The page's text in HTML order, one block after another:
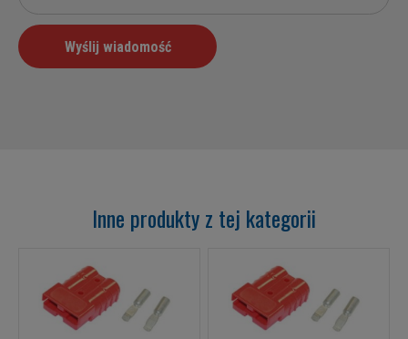
Inne produkty z tej kategorii